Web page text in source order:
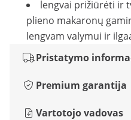
lengvai prižiūrėti ir
plieno makaronų
lengvam valymui ir
Pristatymo
Premium garantija
Vartotojo vadovas